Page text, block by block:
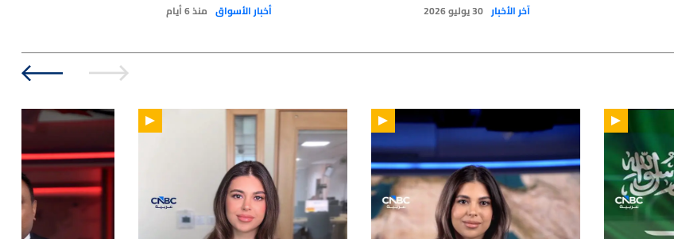
آخر الأخبار 30 يوليو 2026 أخبار الأسواق منذ 6 أيام